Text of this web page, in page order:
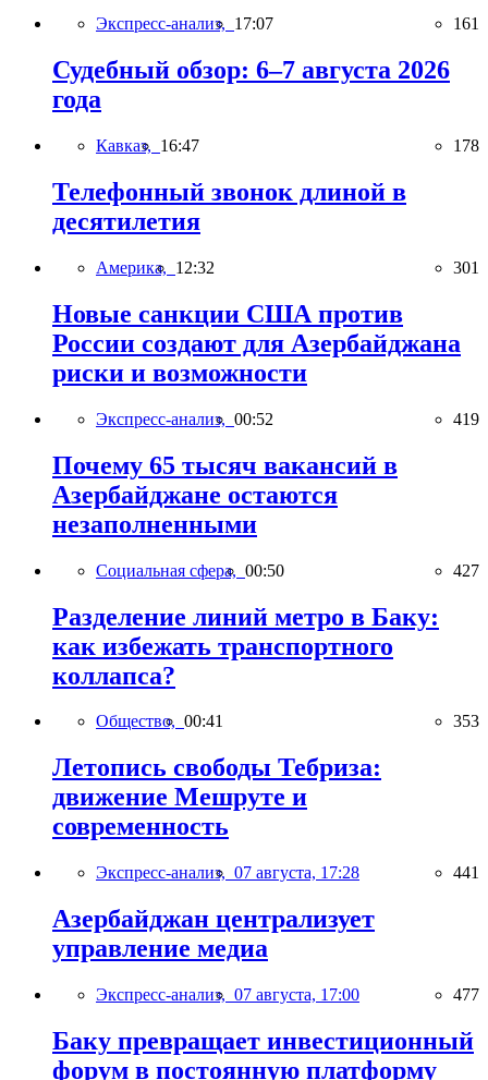
Экспресс-анализ, 17:07 161
Судебный обзор: 6–7 августа 2026
года
Кавказ, 16:47 178
Телефонный звонок длиной в
десятилетия
Америка, 12:32 301
Новые санкции США против
России создают для Азербайджана
риски и возможности
Экспресс-анализ, 00:52 419
Почему 65 тысяч вакансий в
Азербайджане остаются
незаполненными
Социальная сфера, 00:50 427
Разделение линий метро в Баку:
как избежать транспортного
коллапса?
Общество, 00:41 353
Летопись свободы Тебриза:
движение Мешруте и
современность
Экспресс-анализ, 07 августа, 17:28 441
Азербайджан централизует
управление медиа
Экспресс-анализ, 07 августа, 17:00 477
Баку превращает инвестиционный
форум в постоянную платформу